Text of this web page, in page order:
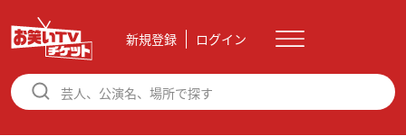
新規登録 ログイン